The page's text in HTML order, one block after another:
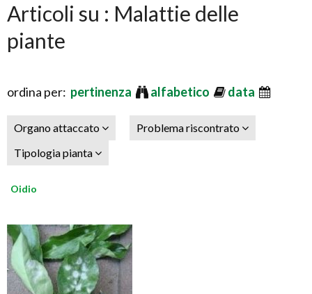
Articoli su : Malattie delle
piante
ordina per: pertinenza alfabetico data
Organo attaccato
Problema riscontrato
Tipologia pianta
Oidio